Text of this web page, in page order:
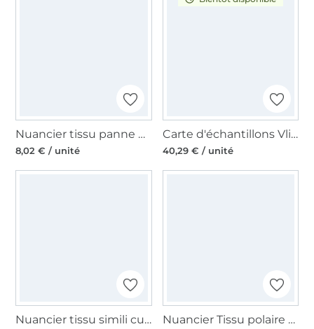
Nuancier tissu panne de velours
8,02 € / unité
Carte d'échantillons Vlieseline Freudenberg en allemand
40,29 € / unité
Nuancier tissu simili cuir synthétique Nuancier Tissu polaire minky doux à pois 3D